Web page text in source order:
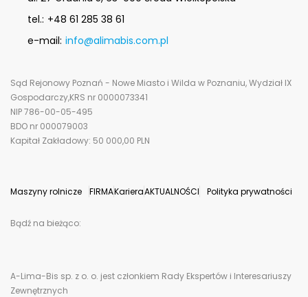
tel.: +48 61 285 38 61
e-mail: info@alimabis.com.pl
Sąd Rejonowy Poznań - Nowe Miasto i Wilda w Poznaniu, Wydział IX
Gospodarczy,KRS nr 0000073341
NIP 786-00-05-495
BDO nr 000079003
Kapitał Zakładowy: 50 000,00 PLN
Maszyny rolnicze FIRMAKarieraAKTUALNOŚCI Polityka prywatności
Bądź na bieżąco:
A-Lima-Bis sp. z o. o. jest członkiem Rady Ekspertów i Interesariuszy
Zewnętrznych